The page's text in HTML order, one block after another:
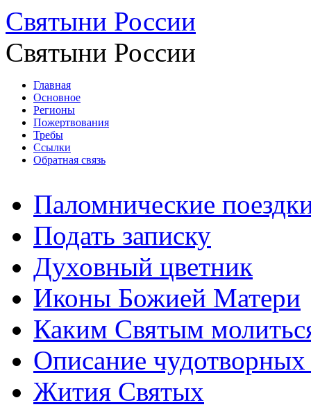
Святыни России
Святыни России
Главная
Основное
Регионы
Пожертвования
Требы
Ссылки
Обратная связь
Паломнические
Подать записку
Духовный цветник
Иконы Божией Матери
Каким Святым
Описание
Жития Святых